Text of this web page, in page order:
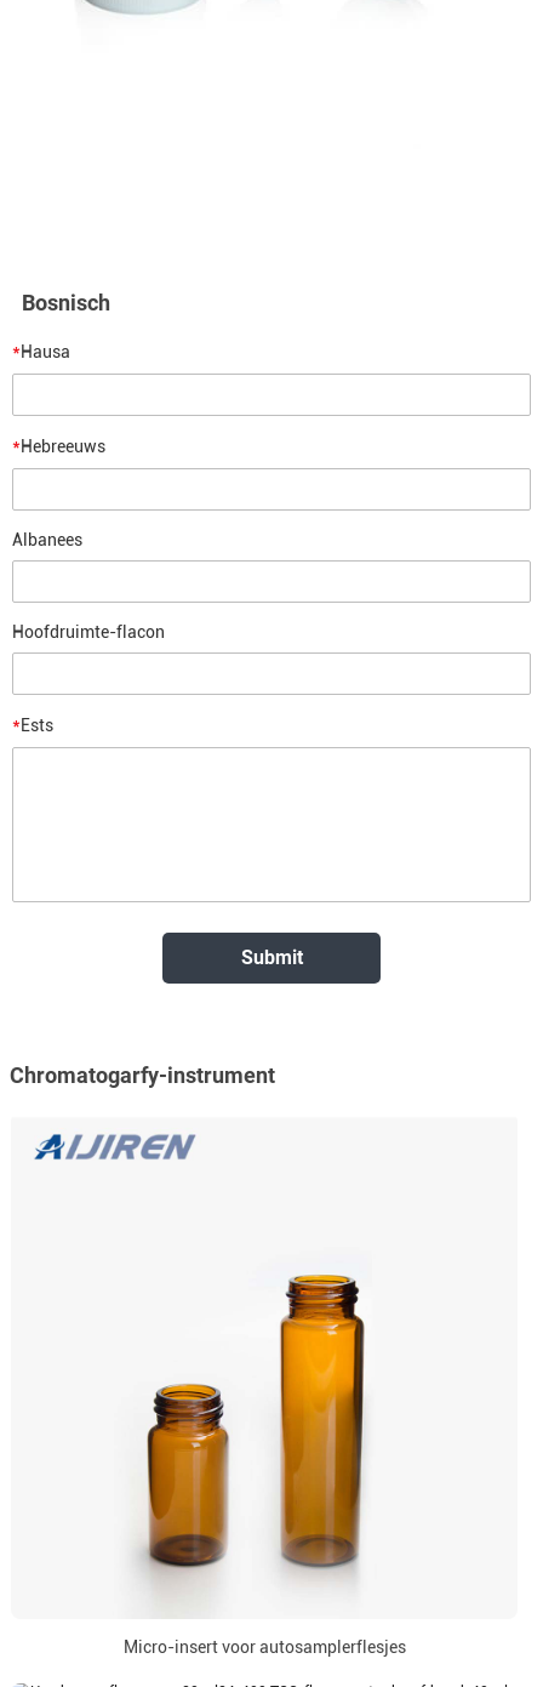
Bosnisch
*Hausa
*Hebreeuws
Albanees
Hoofdruimte-flacon
*Ests
Chromatogarfy-instrument
Micro-insert voor autosamplerflesjes